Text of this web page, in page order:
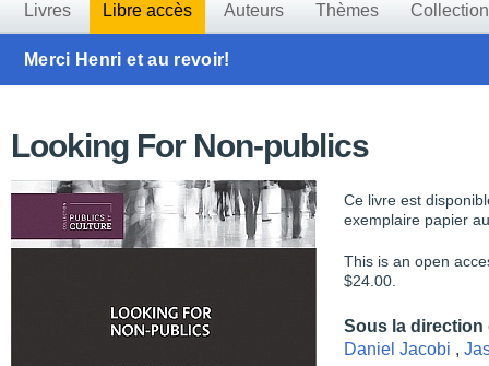
Livres Libre accès Auteurs Thèmes
Merci Henri et au revoir!
Looking For Non-publics
Ce livre est
exemplaire papier
This is an open
$24.00.
Sous la direction
Daniel Jacobi ,